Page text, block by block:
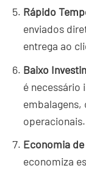
Rápido
enviados
entrega ao
Baixo
é necessário
embalagens,
operacionais.
Economia
economiza